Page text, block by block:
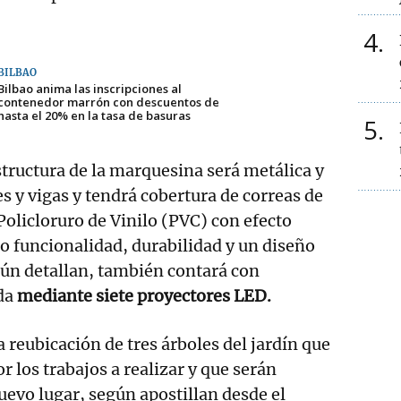
anima las inscripciones al
marrón con descuentos de
el 20% en la tasa de basuras
de la marquesina será metálica y
y vigas y tendrá cobertura de correas de
de Vinilo (PVC) con efecto
funcionalidad, durabilidad y un diseño
detallan, también contará con
mediante siete proyectores LED.
reubicación de tres árboles del jardín que
los trabajos a realizar y que serán
lugar, según apostillan desde el
4
5